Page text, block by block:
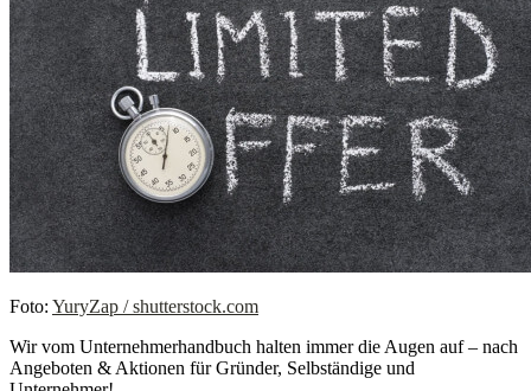
Foto: YuryZap / shutterstock.com
Wir vom Unternehmerhandbuch halten immer die Augen auf – nach
Angeboten & Aktionen für Gründer, Selbständige und